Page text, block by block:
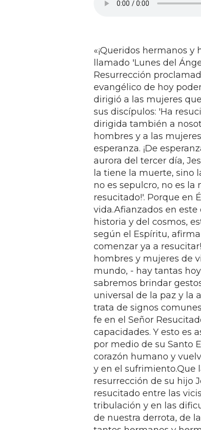
«¡Queridos hermanos y
llamado 'Lunes del
Resurrección
evangélico de hoy
dirigió a las mujeres
sus discípulos: 'Ha
dirigida también a
hombres y a las
esperanza. ¡De
aurora del tercer día,
la tiene la muerte, sino
no es sepulcro, no es la
resucitado!'. Porque en
vida.Afianzados en
historia y del cosmos,
según el Espíritu,
comenzar ya a
hombres y mujeres de
mundo, - hay tantas
sabremos brindar
universal de la paz y la
trata de signos
fe en el Señor
capacidades. Y esto es
por medio de su Santo
corazón humano y
y en el sufrimiento.Que
resurrección de su hijo
resucitado entre las
tribulación y en las
de nuestra derrota, de